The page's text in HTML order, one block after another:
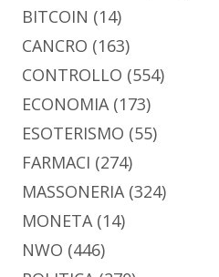
BITCOIN (14)
CANCRO (163)
CONTROLLO (554)
ECONOMIA(173)
ESOTERISMO (55)
FARMACI (274)
MASSONERIA(324)
MONETA(14)
NWO (446)